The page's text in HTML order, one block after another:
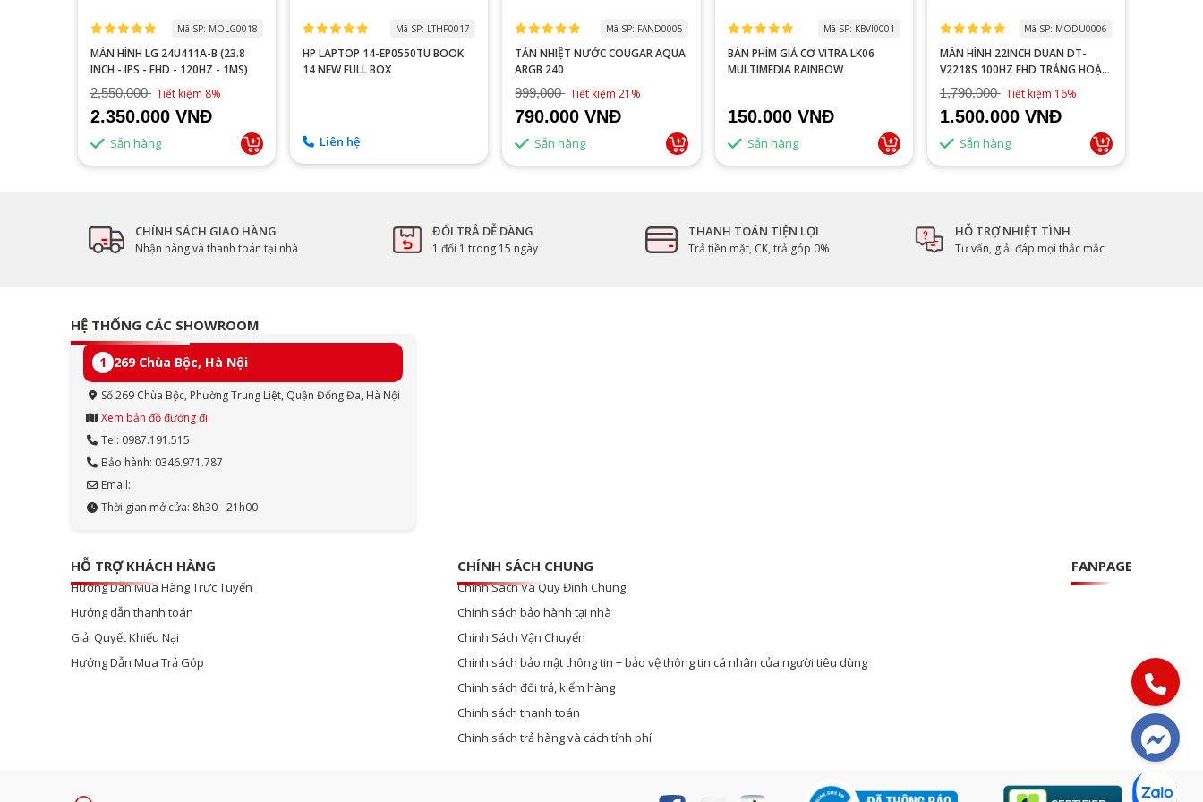
Mã SP: MOLG0018
MÀN HÌNH LG 24U411A-B (23.8
INCH - IPS - FHD - 120HZ - 1MS)
2,550,000 Tiết kiệm 8%
2.350.000 VNĐ
Sẵn hàng
Mã SP: LTHP0017
HP LAPTOP 14-EP0550TU BOOK
14 NEW FULL BOX
Liên hệ
Mã SP: FAND0005
TẢN NHIỆT NƯỚC COUGAR AQUA
ARGB 240
999,000 Tiết kiệm 21%
790.000 VNĐ
Sẵn hàng
Mã SP: KBVI0001
BÀN PHÍM GIẢ CƠ VITRA LK06
MULTIMEDIA RAINBOW
150.000 VNĐ
Sẵn hàng
Mã SP: MODU0006
MÀN HÌNH 22INCH DUAN DT-
V2218S 100HZ FHD TRẮNG HOẶC
ĐEN
1,790,000 Tiết kiệm 16%
1.500.000 VNĐ
Sẵn hàng
CHÍNH SÁCH GIAO HÀNG
Nhận hàng và thanh toán tại nhà
ĐỔI TRẢ DỄ DÀNG
1 đổi 1 trong 15 ngày
THANH TOÁN TIỆN LỢI
Trả tiền mặt, CK, trả góp 0%
HỖ TRỢ NHIỆT TÌNH
Tư vấn, giải đáp mọi thắc mắc
HỆ THỐNG CÁC SHOWROOM
1 269 Chùa Bộc, Hà Nội
Số 269 Chùa Bộc, Phường Trung Liệt, Quận Đống Đa, Hà Nội
Xem bản đồ đường đi
Tel: 0987.191.515
Bảo hành: 0346.971.787
Email:
Thời gian mở cửa: 8h30 - 21h00
HỖ TRỢ KHÁCH HÀNG
Hướng Dẫn Mua Hàng Trực Tuyến
Hướng dẫn thanh toán
Giải Quyết Khiếu Nại
Hướng Dẫn Mua Trả Góp
CHÍNH SÁCH CHUNG
Chính Sách Và Quy Định Chung
Chính sách bảo hành tại nhà
Chính Sách Vận Chuyển
Chính sách bảo mật thông tin + bảo vệ thông tin cá nhân của người tiêu dùng
Chính sách đổi trả, kiểm hàng
Chinh sách thanh toán
Chính sách trả hàng và cách tính phí
FANPAGE